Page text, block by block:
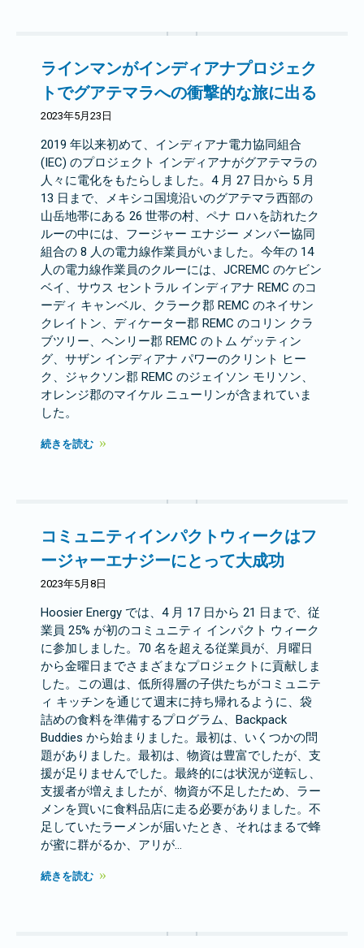
ラインマンがインディアナプロジェク
トでグアテマラへの衝撃的な旅に出る
2023年5月23日
2019 年以来初めて、インディアナ電力協同組合
(IEC) のプロジェクト インディアナがグアテマラの
人々に電化をもたらしました。4 月 27 日から 5 月
13 日まで、メキシコ国境沿いのグアテマラ西部の
山岳地帯にある 26 世帯の村、ペナ ロハを訪れたク
ルーの中には、フージャー エナジー メンバー協同
組合の 8 人の電力線作業員がいました。今年の 14
人の電力線作業員のクルーには、JCREMC のケビン
ベイ、サウス セントラル インディアナ REMC のコ
ーディ キャンベル、クラーク郡 REMC のネイサン
クレイトン、ディケーター郡 REMC のコリン クラ
ブツリー、ヘンリー郡 REMC のトム ゲッティン
グ、サザン インディアナ パワーのクリント ヒー
ク、ジャクソン郡 REMC のジェイソン モリソン、
オレンジ郡のマイケル ニューリンが含まれていま
した。
続きを読む
コミュニティインパクトウィークはフ
ージャーエナジーにとって大成功
2023年5月8日
Hoosier Energy では、4 月 17 日から 21 日まで、従
業員 25% が初のコミュニティ インパクト ウィーク
に参加しました。70 名を超える従業員が、月曜日
から金曜日までさまざまなプロジェクトに貢献しま
した。この週は、低所得層の子供たちがコミュニテ
ィ キッチンを通じて週末に持ち帰れるように、袋
詰めの食料を準備するプログラム、Backpack
Buddies から始まりました。最初は、いくつかの問
題がありました。最初は、物資は豊富でしたが、支
援が足りませんでした。最終的には状況が逆転し、
支援者が増えましたが、物資が不足したため、ラー
メンを買いに食料品店に走る必要がありました。不
足していたラーメンが届いたとき、それはまるで蜂
が蜜に群がるか、アリが…
続きを読む